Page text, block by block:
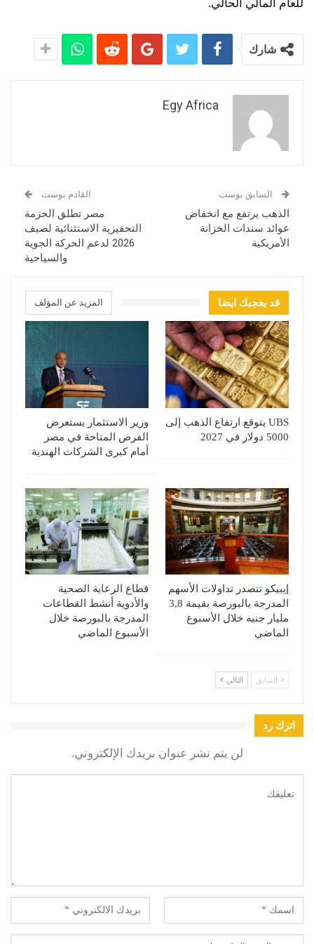
للعام المالي الحالي.
شارك
Egy Africa
السابق بوست
الذهب يرتفع مع انخفاض
عوائد سندات الخزانة
الأمريكية
القادم بوست
مصر تطلق الحزمة
التحفيزية الاستثنائية لصيف
2026 لدعم الحركة الجوية
والسياحية
قد يعجبك ايضا المزيد عن المؤلف
UBS يتوقع ارتفاع الذهب إلى
5000 دولار في 2027
وزير الاستثمار يستعرض
الفرص المتاحة في مصر
أمام كبرى الشركات الهندية
إيبيكو تتصدر تداولات الأسهم
المدرجة بالبورصة بقيمة 3,8
مليار جنيه خلال الأسبوع
الماضي
قطاع الرعاية الصحية
والأدوية أنشط القطاعات
المدرجة بالبورصة خلال
الأسبوع الماضي
السابق التالي
اترك رد
لن يتم نشر عنوان بريدك الإلكتروني.